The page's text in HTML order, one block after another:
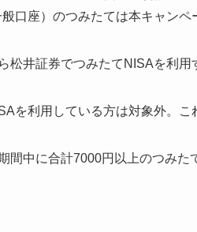
口座）のつみたては本キャンペ
松井証券でつみたてNISAを利用
を利用している方は対象外。こ
間中に合計7000円以上のつみた